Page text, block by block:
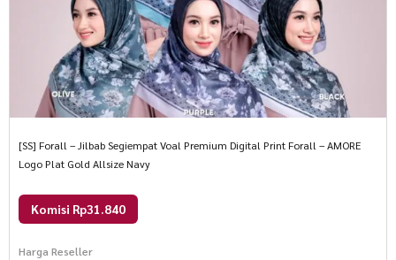
[SS] Forall – Jilbab Segiempat Voal Premium Digital Print Forall – AMORE
Logo Plat Gold Allsize Navy
Komisi Rp31.840
Harga Reseller